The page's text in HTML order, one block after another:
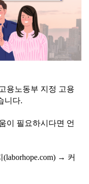
용노동부 지정 고용
니다.
이 필요하시다면 언
→ 커